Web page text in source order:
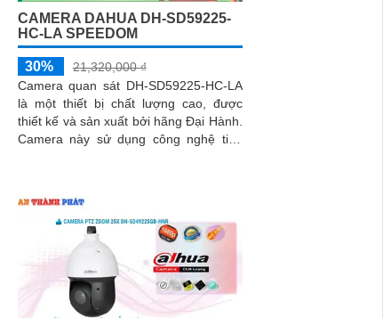
CAMERA DAHUA DH-SD59225-
HC-LA SPEEDOM
30%
21,320,000 ₫
Camera quan sát DH-SD59225-HC-LA
là một thiết bị chất lượng cao, được
thiết kế và sản xuất bởi hãng Đại Hành.
Camera này sử dụng công nghệ tiên